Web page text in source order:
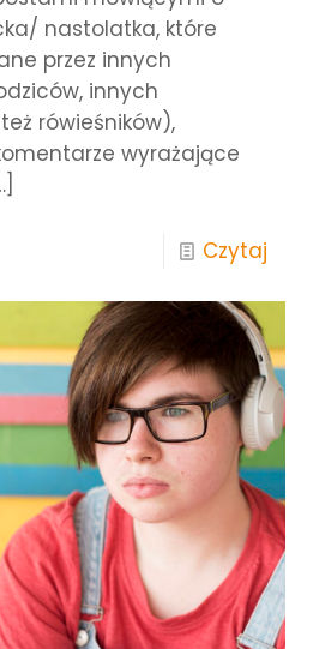
nastolatka, które
przez innych
innych
rówieśników),
wyrażające
Czytaj